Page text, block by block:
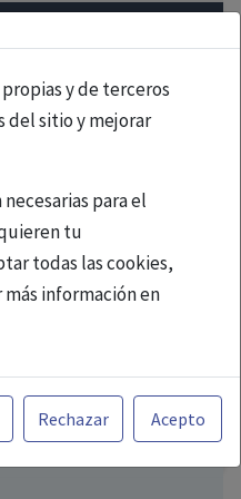
y de terceros
del sitio y mejorar
para el
tu
todas las cookies,
información en
la Página Web está
español y, por
sanitarios legalmente
medicamentos
Rechazar Acepto